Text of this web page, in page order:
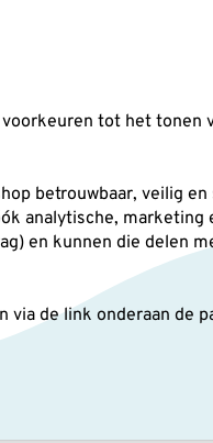
tot het tonen
betrouwbaar, veilig en
analytische, marketing
en kunnen die delen
de link onderaan de
Planten
Swarovski